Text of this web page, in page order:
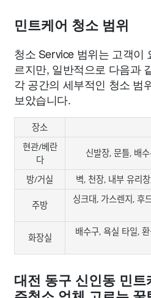
민트케어 청소 범위
청소 Service 범위는 고객이
르지만, 일반적으로 다음과
각 공간의 세부적인 청소 범
보았습니다.
장소
현관/베란
다
신발장, 문틀, 배
방/거실 벽, 천장, 내부 유리
주방
싱크대, 가스렌지, 후
화장실
배수구, 욕실 타일,
대전 동구 신인동 민트